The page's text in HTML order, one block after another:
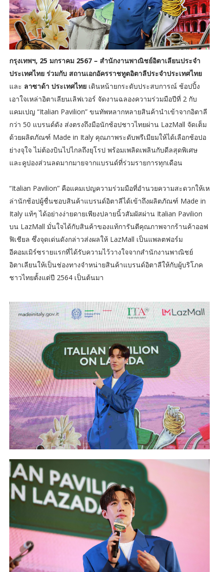
กรุงเทพฯ, 25 มกราคม 2567 – สำนักงานพาณิชย์อิตาเลียนประจำ
ประเทศไทย ร่วมกับ สถานเอกอัครราชทูตอิตาลีประจำประเทศไทย
และ ลาซาด้า ประเทศไทย เดินหน้ายกระดับประสบการณ์ ช้อปปิ้ง
เอาใจเหล่าอิตาเลียนเลิฟเวอร์ จัดงานฉลองความร่วมมือปีที่ 2 กับ
แคมเปญ “Italian Pavilion” ขนทัพหลากหลายสินค้านำเข้าจากอิตาลี
กว่า 50 แบรนด์ดัง ส่งตรงถึงมือนักช้อปชาวไทยผ่าน LazMall จัดเต็ม
ด้วยผลิตภัณฑ์ Made in Italy คุณภาพระดับพรีเมียมให้ได้เลือกช้อปอ
ย่างจุใจ ไม่ต้องบินไปไกลถึงยุโรป พร้อมเพลิดเพลินกับดีลสุดพิเศษ
และคูปองส่วนลดมากมายจากแบรนด์ที่ร่วมรายการทุกเดือน
“Italian Pavilion” คือแคมเปญความร่วมมือที่อำนวยความสะดวกให้เห
ล่านักช้อปผู้ชื่นชอบสินค้าแบรนด์อิตาลีได้เข้าถึงผลิตภัณฑ์ Made in
Italy แท้ๆ ได้อย่างง่ายดายเพียงปลายนิ้วสัมผัสผ่าน Italian Pavilion
บน LazMall มั่นใจได้กับสินค้าของแท้การันตีคุณภาพจากร้านค้าออฟ
ฟิเชียล ซึ่งจุดเด่นดังกล่าวส่งผลให้ LazMall เป็นแพลตฟอร์ม
อีคอมเมิร์ซรายแรกที่ได้รับความไว้วางใจจากสำนักงานพาณิชย์
อิตาเลียนให้เป็นช่องทางจำหน่ายสินค้าแบรนด์อิตาลีให้กับผู้บริโภค
ชาวไทยตั้งแต่ปี 2564 เป็นต้นมา